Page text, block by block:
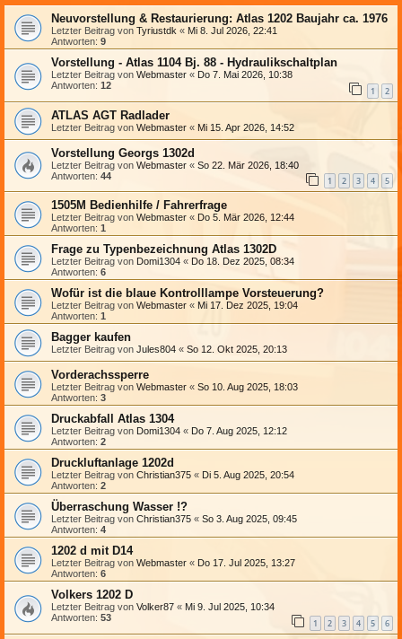
Neuvorstellung & Restaurierung: Atlas 1202 Baujahr ca. 1976
Letzter Beitrag von Tyriustdk « Mi 8. Jul 2026, 22:41
Antworten: 9
Vorstellung - Atlas 1104 Bj. 88 - Hydraulikschaltplan
Letzter Beitrag von Webmaster « Do 7. Mai 2026, 10:38
Antworten: 12 1 2
ATLAS AGT Radlader
Letzter Beitrag von Webmaster « Mi 15. Apr 2026, 14:52
Vorstellung Georgs 1302d
Letzter Beitrag von Webmaster « So 22. Mär 2026, 18:40
Antworten: 44 1 2 3 4 5
1505M Bedienhilfe / Fahrerfrage
Letzter Beitrag von Webmaster « Do 5. Mär 2026, 12:44
Antworten: 1
Frage zu Typenbezeichnung Atlas 1302D
Letzter Beitrag von Domi1304 « Do 18. Dez 2025, 08:34
Antworten: 6
Wofür ist die blaue Kontrolllampe Vorsteuerung?
Letzter Beitrag von Webmaster « Mi 17. Dez 2025, 19:04
Antworten: 1
Bagger kaufen
Letzter Beitrag von Jules804 « So 12. Okt 2025, 20:13
Vorderachssperre
Letzter Beitrag von Webmaster « So 10. Aug 2025, 18:03
Antworten: 3
Druckabfall Atlas 1304
Letzter Beitrag von Domi1304 « Do 7. Aug 2025, 12:12
Antworten: 2
Druckluftanlage 1202d
Letzter Beitrag von Christian375 « Di 5. Aug 2025, 20:54
Antworten: 2
Überraschung Wasser !?
Letzter Beitrag von Christian375 « So 3. Aug 2025, 09:45
Antworten: 4
1202 d mit D14
Letzter Beitrag von Webmaster « Do 17. Jul 2025, 13:27
Antworten: 6
Volkers 1202 D
Letzter Beitrag von Volker87 « Mi 9. Jul 2025, 10:34
Antworten: 53 1 2 3 4 5 6